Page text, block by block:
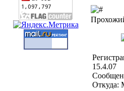
15.4.07
Откуда: